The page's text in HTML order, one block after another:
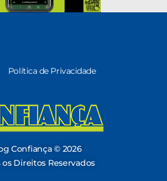
Política de Privacidade
Confiança © 2026
os Direitos Reservados